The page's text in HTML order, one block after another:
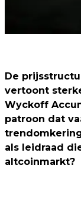
De
vertoont
Wyckoff
patroon dat
als leidraad
altcoinmarkt?